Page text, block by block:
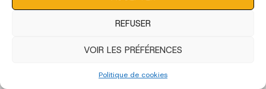
REFUSER
VOIR LES PRÉFÉRENCES
Politique de cookies